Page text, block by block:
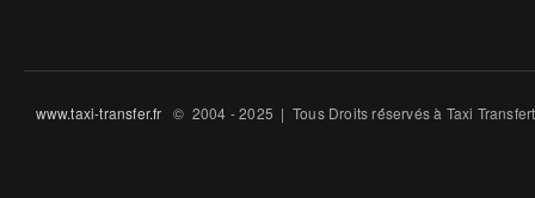
www.taxi-transfer.fr © 2004 - 2025 | Tous Droits ré́servés à Taxi